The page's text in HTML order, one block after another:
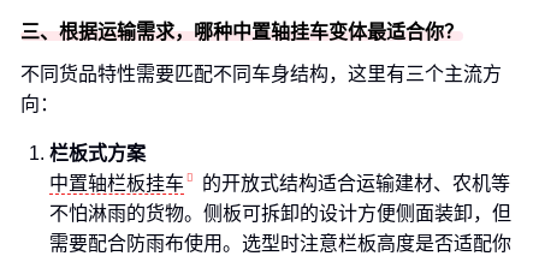
三、根据运输需求，哪种中置轴挂车变体最适合你？
不同货品特性需要匹配不同车身结构，这里有三个主流方
向：
栏板式方案
中置轴栏板挂车
的开放式结构适合运输建材、农机等
不怕淋雨的货物。侧板可拆卸的设计方便侧面装卸，但
需要配合防雨布使用。选型时注意栏板高度是否适配你